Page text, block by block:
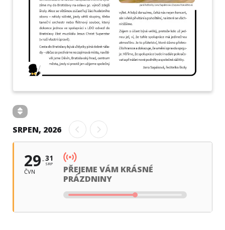
SRPEN, 2026
29
ČVN
31
SRP
PŘEJEME VÁM KRÁSNÉ
PRÁZDNINY